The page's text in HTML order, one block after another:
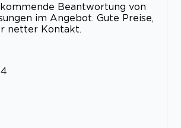
Beantwortung von
im Angebot. Gute Preise,
netter Kontakt.